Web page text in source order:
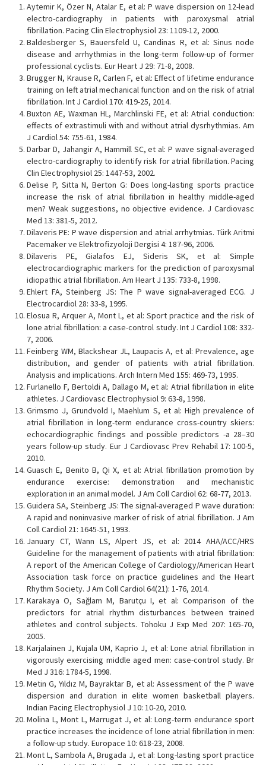
Aytemir K, Özer N, Atalar E, et al: P wave dispersion on 12-lead
electro-cardiography in patients with paroxysmal atrial
fibrillation. Pacing Clin Electrophysiol 23: 1109-12, 2000.
Baldesberger S, Bauersfeld U, Candinas R, et al: Sinus node
disease and arrhythmias in the long-term follow-up of former
professional cyclists. Eur Heart J 29: 71-8, 2008.
Brugger N, Krause R, Carlen F, et al: Effect of lifetime endurance
training on left atrial mechanical function and on the risk of atrial
fibrillation. Int J Cardiol 170: 419-25, 2014.
Buxton AE, Waxman HL, Marchlinski FE, et al: Atrial conduction:
effects of extrastimuli with and without atrial dysrhythmias. Am
J Cardiol 54: 755-61, 1984.
Darbar D, Jahangir A, Hammill SC, et al: P wave signal-averaged
electro-cardiography to identify risk for atrial fibrillation. Pacing
Clin Electrophysiol 25: 1447-53, 2002.
Delise P, Sitta N, Berton G: Does long-lasting sports practice
increase the risk of atrial fibrillation in healthy middle-aged
men? Weak suggestions, no objective evidence. J Cardiovasc
Med 13: 381-5, 2012.
Dilaveris PE: P wave dispersion and atrial arrhytmias. Türk Aritmi
Pacemaker ve Elektrofizyoloji Dergisi 4: 187-96, 2006.
Dilaveris PE, Gialafos EJ, Sideris SK, et al: Simple
electrocardiographic markers for the prediction of paroxysmal
idiopathic atrial fibrillation. Am Heart J 135: 733-8, 1998.
Ehlert FA, Steinberg JS: The P wave signal-averaged ECG. J
Electrocardiol 28: 33-8, 1995.
Elosua R, Arquer A, Mont L, et al: Sport practice and the risk of
lone atrial fibrillation: a case-control study. Int J Cardiol 108: 332-
7, 2006.
Feinberg WM, Blackshear JL, Laupacis A, et al: Prevalence, age
distribution, and gender of patients with atrial fibrillation.
Analysis and implications. Arch Intern Med 155: 469-73, 1995.
Furlanello F, Bertoldi A, Dallago M, et al: Atrial fibrillation in elite
athletes. J Cardiovasc Electrophysiol 9: 63-8, 1998.
Grimsmo J, Grundvold I, Maehlum S, et al: High prevalence of
atrial fibrillation in long-term endurance cross-country skiers:
echocardiographic findings and possible predictors -a 28–30
years follow-up study. Eur J Cardiovasc Prev Rehabil 17: 100-5,
2010.
Guasch E, Benito B, Qi X, et al: Atrial fibrillation promotion by
endurance exercise: demonstration and mechanistic
exploration in an animal model. J Am Coll Cardiol 62: 68-77, 2013.
Guidera SA, Steinberg JS: The signal-averaged P wave duration:
A rapid and noninvasive marker of risk of atrial fibrillation. J Am
Coll Cardiol 21: 1645-51, 1993.
January CT, Wann LS, Alpert JS, et al: 2014 AHA/ACC/HRS
Guideline for the management of patients with atrial fibrillation:
A report of the American College of Cardiology/American Heart
Association task force on practice guidelines and the Heart
Rhythm Society. J Am Coll Cardiol 64(21): 1-76, 2014.
Karakaya O, Sağlam M, Barutçu I, et al: Comparison of the
predictors for atrial rhythm disturbances between trained
athletes and control subjects. Tohoku J Exp Med 207: 165-70,
2005.
Karjalainen J, Kujala UM, Kaprio J, et al: Lone atrial fibrillation in
vigorously exercising middle aged men: case-control study. Br
Med J 316: 1784-5, 1998.
Metin G, Yıldız M, Bayraktar B, et al: Assessment of the P wave
dispersion and duration in elite women basketball players.
Indian Pacing Electrophysiol J 10: 10-20, 2010.
Molina L, Mont L, Marrugat J, et al: Long-term endurance sport
practice increases the incidence of lone atrial fibrillation in men:
a follow-up study. Europace 10: 618-23, 2008.
Mont L, Sambola A, Brugada J, et al: Long-lasting sport practice